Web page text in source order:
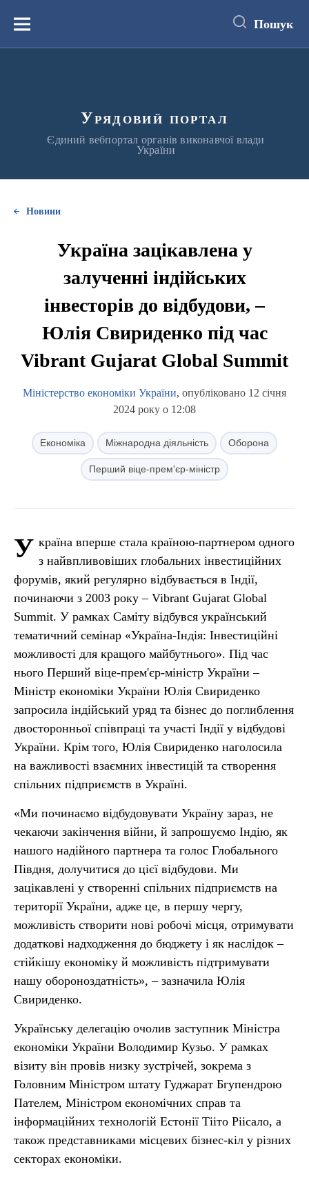
вмістуМеню Пошук
Урядовий портал
Єдиний вебпортал органів виконавчої влади
України
Новини
Україна зацікавлена у
залученні індійських
інвесторів до відбудови, –
Юлія Свириденко під час
Vibrant Gujarat Global Summit
Міністерство економіки України, опубліковано 12 січня
2024 року о 12:08
Економіка Міжнародна діяльність Оборона
Перший віце-прем'єр-міністр
У країна вперше стала країною-партнером одного
з найвпливовіших глобальних інвестиційних
форумів, який регулярно відбувається в Індії,
починаючи з 2003 року – Vibrant Gujarat Global
Summit. У рамках Саміту відбувся український
тематичний семінар «Україна-Індія: Інвестиційні
можливості для кращого майбутнього». Під час
нього Перший віце-прем'єр-міністр України –
Міністр економіки України Юлія Свириденко
запросила індійський уряд та бізнес до поглиблення
двосторонньої співпраці та участі Індії у відбудові
України. Крім того, Юлія Свириденко наголосила
на важливості взаємних інвестицій та створення
спільних підприємств в Україні.
«Ми починаємо відбудовувати Україну зараз, не
чекаючи закінчення війни, й запрошуємо Індію, як
нашого надійного партнера та голос Глобального
Півдня, долучитися до цієї відбудови. Ми
зацікавлені у створенні спільних підприємств на
території України, адже це, в першу чергу,
можливість створити нові робочі місця, отримувати
додаткові надходження до бюджету і як наслідок –
стійкішу економіку й можливість підтримувати
нашу обороноздатність», – зазначила Юлія
Свириденко.
Українську делегацію очолив заступник Міністра
економіки України Володимир Кузьо. У рамках
візиту він провів низку зустрічей, зокрема з
Головним Міністром штату Гуджарат Бгупендрою
Пателем, Міністром економічних справ та
інформаційних технологій Естонії Тііто Ріісало, а
також представниками місцевих бізнес-кіл у різних
секторах економіки.